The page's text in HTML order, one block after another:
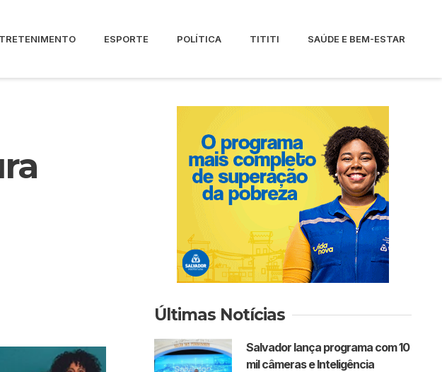
ESPORTE POLÍTICA TITITI SAÚDE E BEM-ESTAR
Últimas Notícias
Salvador lança programa com 10
mil câmeras e Inteligência